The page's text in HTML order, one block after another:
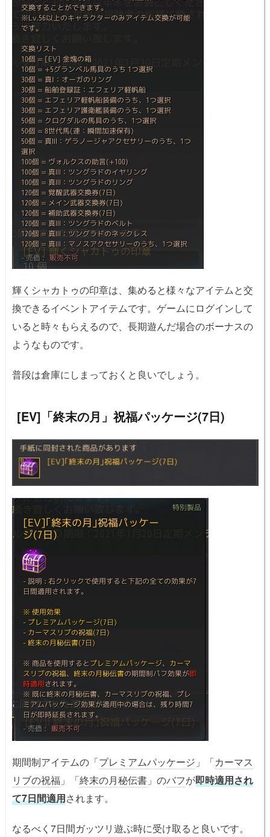
輝くシャカトゥの印章は、集めると様々なアイテムと交
換できるイベントアイテムです。ゲームにログインして
いると時々もらえるので、長期遊んだ場合のボーナスの
ようなものです。
普段は倉庫にしまっておくと良いでしょう。
[EV]「終末の月」祝福パッケージ(7日)
期間制アイテムの「プレミアムパッケージ 」「カーマス
リブの祝福 」「終末の月秘伝書 」のバフが即時適用され
て7日間適用されます。
なるべく7日間ガッツリ遊ぶ時に受け取ると良いです。